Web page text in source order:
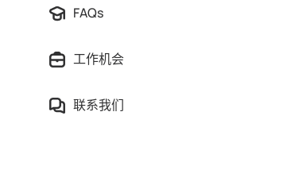
FAQs
工作机会
联系我们